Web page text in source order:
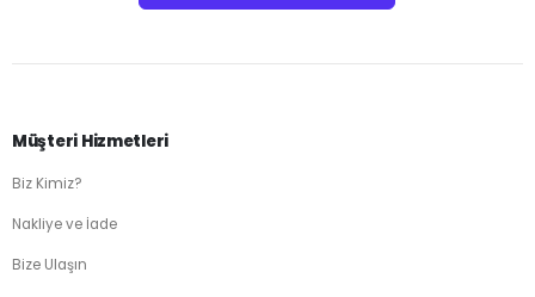
Müşteri Hizmetleri
Biz Kimiz?
Nakliye ve İade
Bize Ulaşın